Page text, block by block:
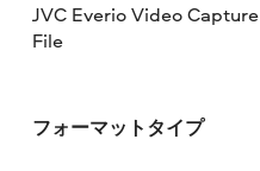
JVC Everio Video Capture
File
フォーマットタイプ